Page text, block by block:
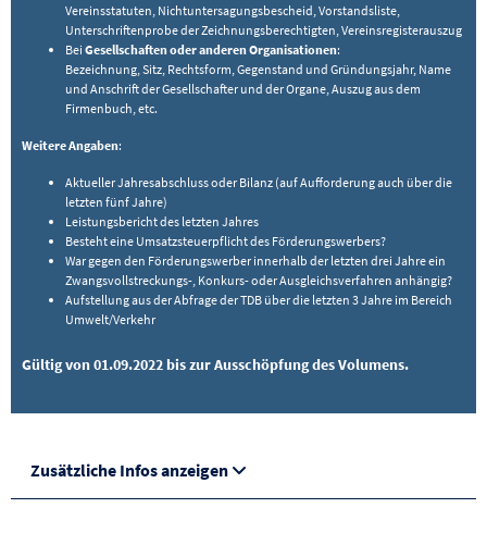
Vereinsstatuten, Nichtuntersagungsbescheid, Vorstandsliste,
Unterschriftenprobe der Zeichnungsberechtigten, Vereinsregisterauszug
Bei Gesellschaften oder anderen Organisationen:
Bezeichnung, Sitz, Rechtsform, Gegenstand und Gründungsjahr, Name
und Anschrift der Gesellschafter und der Organe, Auszug aus dem
Firmenbuch, etc.
Weitere Angaben:
Aktueller Jahresabschluss oder Bilanz (auf Aufforderung auch über die
letzten fünf Jahre)
Leistungsbericht des letzten Jahres
Besteht eine Umsatzsteuerpflicht des Förderungswerbers?
War gegen den Förderungswerber innerhalb der letzten drei Jahre ein
Zwangsvollstreckungs-, Konkurs- oder Ausgleichsverfahren anhängig?
Aufstellung aus der Abfrage der TDB über die letzten 3 Jahre im Bereich
Umwelt/Verkehr
Gültig von 01.09.2022 bis zur Ausschöpfung des Volumens.
Zusätzliche Infos anzeigen